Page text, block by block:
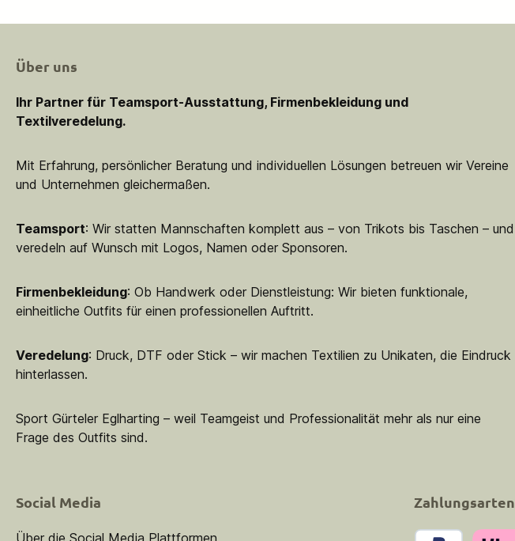
Über uns
Ihr Partner für Teamsport-Ausstattung, Firmenbekleidung und
Textilveredelung.
Mit Erfahrung, persönlicher Beratung und individuellen Lösungen betreuen wir Vereine
und Unternehmen gleichermaßen.
Teamsport: Wir statten Mannschaften komplett aus – von Trikots bis Taschen – und
veredeln auf Wunsch mit Logos, Namen oder Sponsoren.
Firmenbekleidung: Ob Handwerk oder Dienstleistung: Wir bieten funktionale,
einheitliche Outfits für einen professionellen Auftritt.
Veredelung: Druck, DTF oder Stick – wir machen Textilien zu Unikaten, die Eindruck
hinterlassen.
Sport Gürteler Eglharting – weil Teamgeist und Professionalität mehr als nur eine
Frage des Outfits sind.
Social Media
Über die Social Media Plattformen
Zahlungsarten